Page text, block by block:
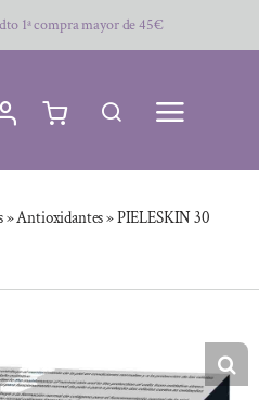
1ª compra mayor de 45€
»Antioxidantes»PIELESKIN 30